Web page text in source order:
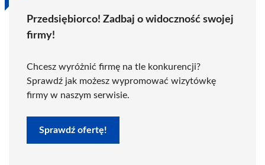
Przedsiębiorco! Zadbaj o widoczność swojej
firmy!
Chcesz wyróżnić firmę na tle konkurencji?
Sprawdź jak możesz wypromować wizytówkę
firmy w naszym serwisie.
Sprawdź ofertę!